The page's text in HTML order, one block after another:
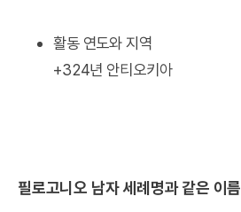
활동 연도와 지역
+324년 안티오키아
필로고니오 남자 세례명과 같은 이름